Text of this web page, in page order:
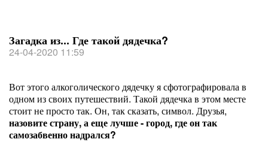
Загадка из... Где такой дядечка?
24-04-2020 11:59
Вот этого алкоголического дядечку я сфотографировала в
одном из своих путешествий. Такой дядечка в этом месте
стоит не просто так. Он, так сказать, символ. Друзья,
назовите страну, а еще лучше - город, где он так
самозабвенно надрался?